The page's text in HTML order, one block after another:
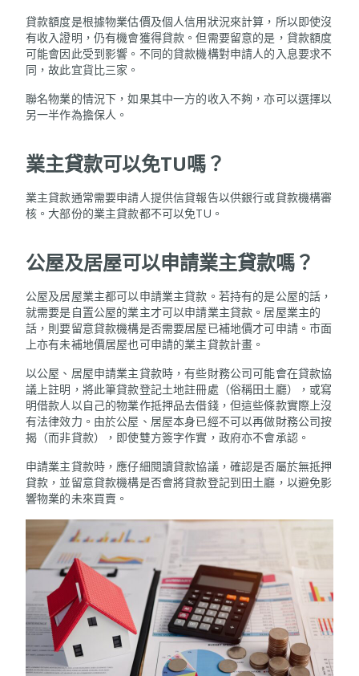
貸款額度是根據物業估價及個人信用狀況來計算，所以即使沒
有收入證明，仍有機會獲得貸款。但需要留意的是，貸款額度
可能會因此受到影響。不同的貸款機構對申請人的入息要求不
同，故此宜貨比三家。
聯名物業的情況下，如果其中一方的收入不夠，亦可以選擇以
另一半作為擔保人。
業主貸款可以免TU嗎？
業主貸款通常需要申請人提供信貸報告以供銀行或貸款機構審
核。大部份的業主貸款都不可以免TU。
公屋及居屋可以申請業主貸款嗎？
公屋及居屋業主都可以申請業主貸款。若持有的是公屋的話，
就需要是自置公屋的業主才可以申請業主貸款。居屋業主的
話，則要留意貸款機構是否需要居屋已補地價才可申請。市面
上亦有未補地價居屋也可申請的業主貸款計畫。
以公屋、居屋申請業主貸款時，有些財務公司可能會在貸款協
議上註明，將此筆貸款登記土地註冊處（俗稱田土廳），或寫
明借款人以自己的物業作抵押品去借錢，但這些條款實際上沒
有法律效力。由於公屋、居屋本身已經不可以再做財務公司按
揭（而非貸款），即使雙方簽字作實，政府亦不會承認。
申請業主貸款時，應仔細閱讀貸款協議，確認是否屬於無抵押
貸款，並留意貸款機構是否會將貸款登記到田土廳，以避免影
響物業的未來買賣。